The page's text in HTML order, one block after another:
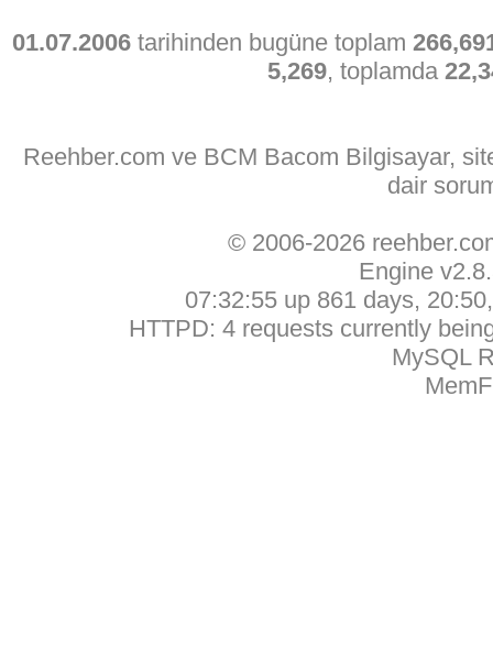
01.07.2006 tarihinden bugüne toplam
5,269, toplamda
Reehber.com ve BCM Bacom Bilgisayar,
dair
© 2006-2026
Engine
07:32:55 up 861 days,
HTTPD: 4 requests currently
MySQL